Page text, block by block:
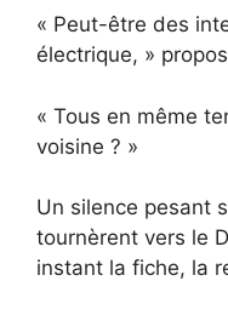
« Peut-être des
électrique, »
« Tous en même
voisine ? »
Un silence pesant
tournèrent vers le
instant la fiche, la